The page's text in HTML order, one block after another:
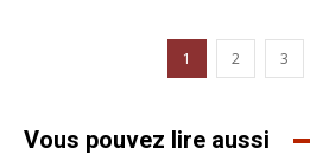
1 2 3
Vous pouvez lire aussi